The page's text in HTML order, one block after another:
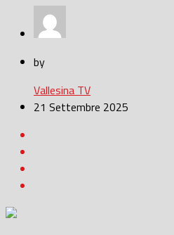
by
Vallesina TV
21 Settembre 2025